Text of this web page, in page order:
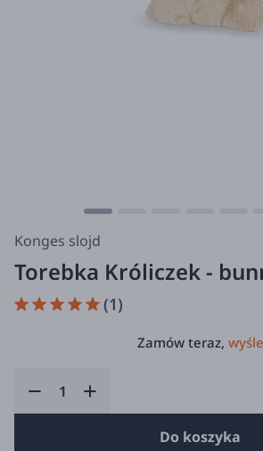
Konges slojd
Torebka Króliczek -
(1)
Zamów teraz,
Do koszyka